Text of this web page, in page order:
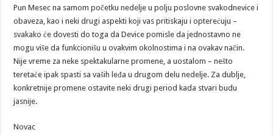
Pun Mesec na samom početku nedelje u polju poslovne svakodnevice i
obaveza, kao i neki drugi aspekti koji vas pritiskaju i opterećuju –
svakako će dovesti do toga da Device pomisle da jednostavno ne
mogu više da funkcionišu u ovakvim okolnostima i na ovakav način.
Nije vreme za neke spektakularne promene, a uostalom – nešto
teretaće ipak spasti sa vaših leđa u drugom delu nedelje. Za dublje,
konkretnije promene ostavite neki drugi period kada stvari budu
jasnije.
Novac